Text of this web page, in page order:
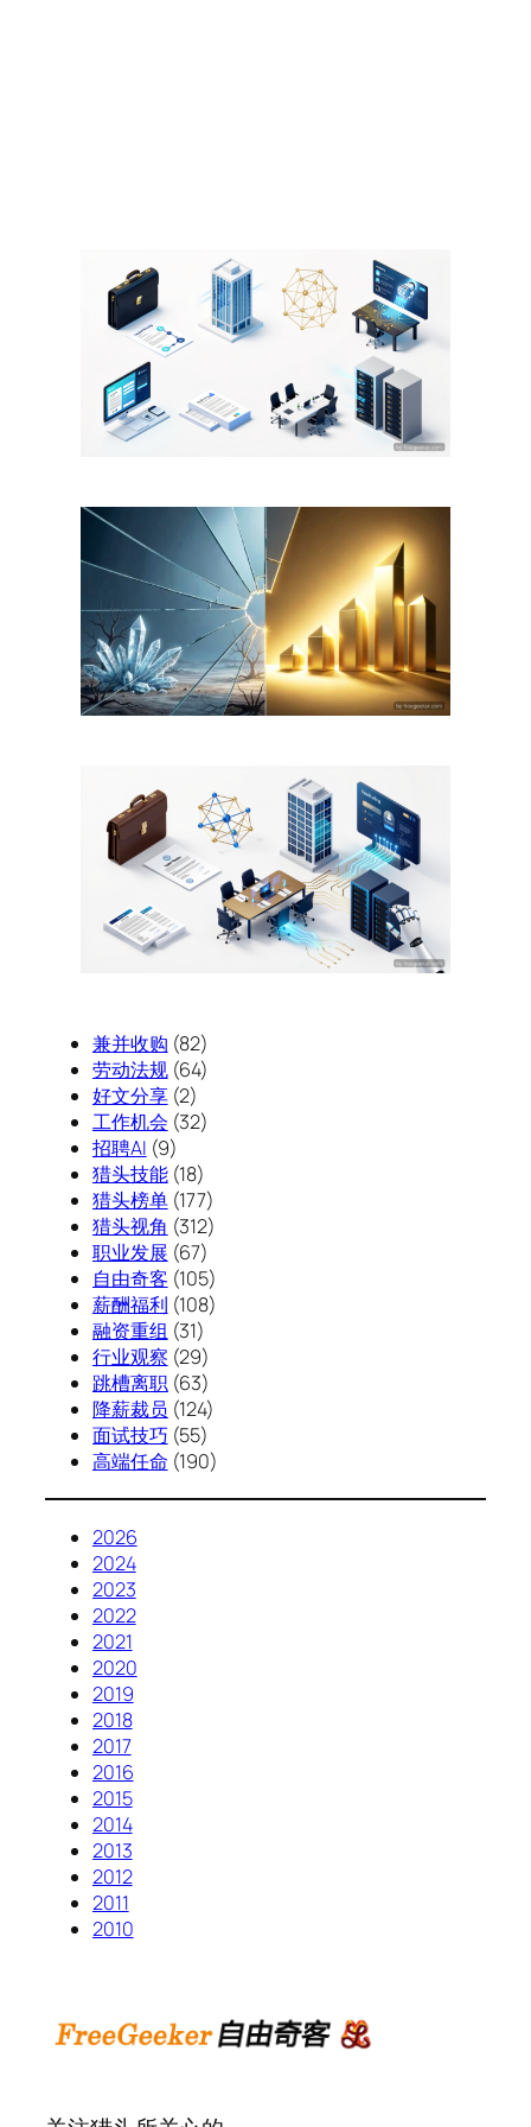
兼并收购 (82)
劳动法规(64)
好文分享(2)
工作机会 (32)
招聘AI (9)
猎头技能(18)
猎头榜单(177)
猎头视角 (312)
职业发展 (67)
自由奇客 (105)
薪酬福利 (108)
融资重组 (31)
行业观察 (29)
跳槽离职(63)
降薪裁员 (124)
面试技巧 (55)
高端任命 (190)
2026
2024
2023
2022
2021
2020
2019
2018
2017
2016
2015
2014
2013
2012
2011
2010